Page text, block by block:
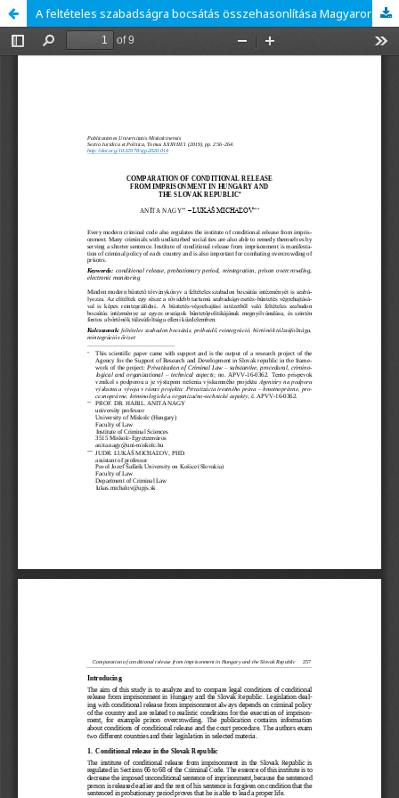
A feltételes szabadságra bocsátás összehasonlítása Magyarországon és a Szlovák Köztársaságban